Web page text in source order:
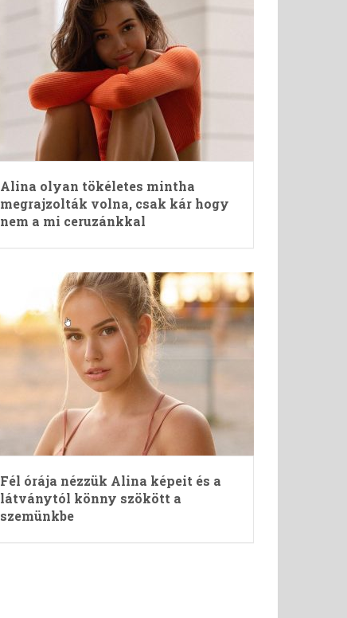
Alina olyan tökéletes mintha
megrajzolták volna, csak kár hogy
nem a mi ceruzánkkal
Fél órája nézzük Alina képeit és a
látványtól könny szökött a
szemünkbe